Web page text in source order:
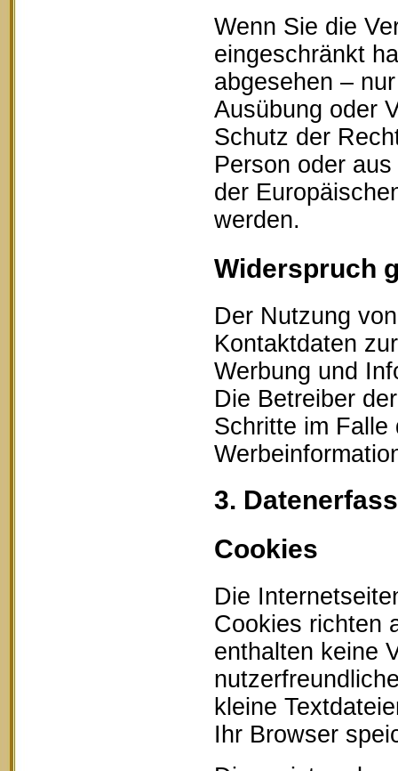
Wenn Sie die
eingeschränkt
abgesehen –
Ausübung oder
Schutz der
Person oder
der
werden.
Widerspruch
Der Nutzung
Kontaktdaten
Werbung und
Die Betreiber
Schritte im Falle
3.
Cookies
Die
Cookies richten
enthalten keine
kleine
Ihr Browser